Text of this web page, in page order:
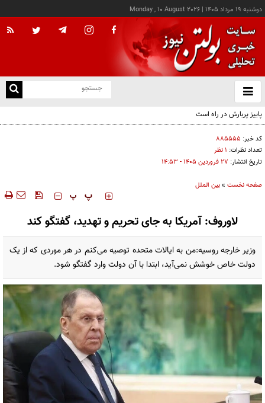
دوشنبه ۱۹ مرداد ۱۴۰۵ |
Monday , 10 August 2026
باز
و
کد خبر: ۸۸۵۵۵۵
تعداد نظرات: ۱ نظر
تاریخ انتشار: ۲۷ فروردين ۱۴۰۵ - ۱۴:۵۳
صفحه نخست »بین الملل
‍‍‍ پ پ
لاوروف: آمریکا به جای تحریم و تهدید، گفتگو کند
وزیر خارجه روسیه:من به ایالات متحده توصیه می‌کنم در هر موردی که از یک
دولت خاص خوشش نمی‌آید، ابتدا با آن دولت وارد گفتگو شود.